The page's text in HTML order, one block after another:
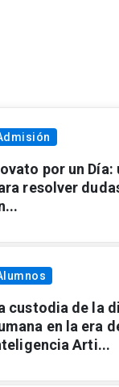
por un Día:
resolver
custodia de la
en la era
Arti...